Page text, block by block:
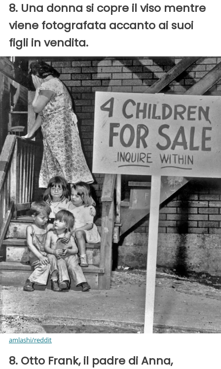
8. Una donna si copre il viso mentre
viene fotografata accanto ai suoi
figli in vendita.
amlashi/reddit
8. Otto Frank, il padre di Anna,